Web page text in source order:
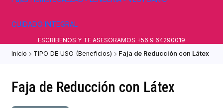
CUIDADO INTEGRAL
ESCRÍBENOS Y TE ASESORAMOS +56 9 64290019
Inicio
TIPO DE USO (Beneficios) Faja de Reducción con Látex
Faja de Reducción con Látex